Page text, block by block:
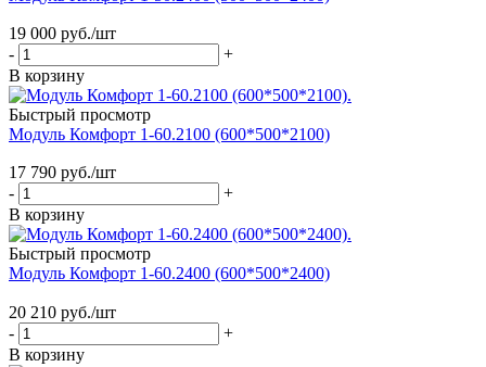
19 000 руб./шт
-
+
В корзину
Быстрый просмотр
Модуль Комфорт 1-60.2100 (600*500*2100)
17 790 руб./шт
-
+
В корзину
Быстрый просмотр
Модуль Комфорт 1-60.2400 (600*500*2400)
20 210 руб./шт
-
+
В корзину